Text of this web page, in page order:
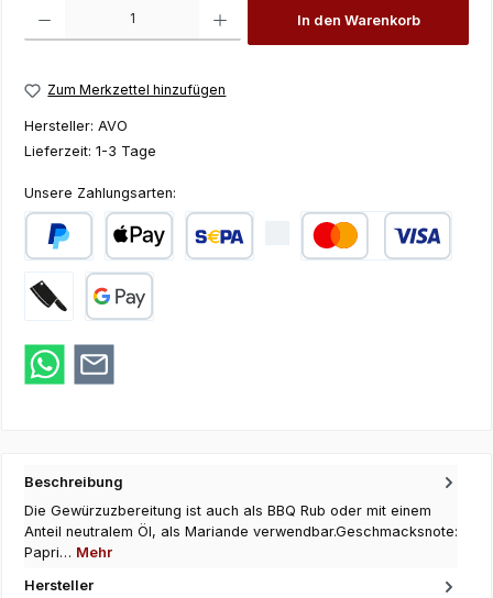
In den Warenkorb
Zum Merkzettel hinzufügen
Hersteller: AVO
Lieferzeit: 1-3 Tage
Unsere Zahlungsarten:
PayPal Apple Pay
Beschreibung
Die Gewürzuzbereitung ist auch als BBQ Rub oder mit einem
Anteil neutralem Öl, als Mariande verwendbar.Geschmacksnote:
Papri… Mehr
Hersteller